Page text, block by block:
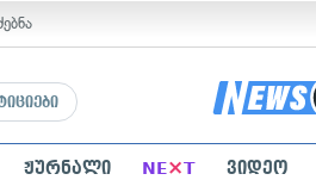
ჟურნალი NE×T ვიდეო